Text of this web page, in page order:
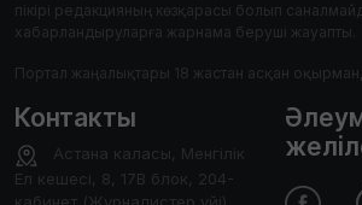
пікірі редакцияның көзқарасы болып
хабарландыруларға жарнама беруші жауапты.
Портал жаңалықтары 18 жастан асқан
Контакты
Астана каласы, Менгілік
Ел кешесі, 8, 17В блок, 204-
кабинет (Журналистер уйі)